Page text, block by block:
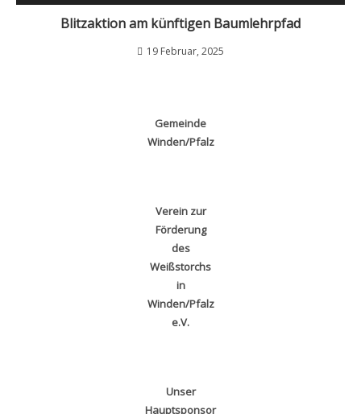
Blitzaktion am künftigen Baumlehrpfad
19 Februar, 2025
Gemeinde
Winden/Pfalz
Verein zur
Förderung
des
Weißstorchs
in
Winden/Pfalz
e.V.
Unser
Hauptsponsor